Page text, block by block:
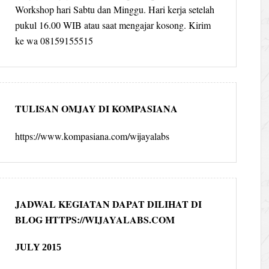
Workshop hari Sabtu dan Minggu. Hari kerja setelah
pukul 16.00 WIB atau saat mengajar kosong. Kirim
ke wa 08159155515
TULISAN OMJAY DI KOMPASIANA
https://www.kompasiana.com/wijayalabs
JADWAL KEGIATAN DAPAT DILIHAT DI
BLOG HTTPS://WIJAYALABS.COM
JULY 2015